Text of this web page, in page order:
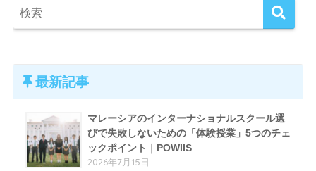
最新記事
マレーシアのインターナショナルスクール選
びで失敗しないための「体験授業」5つのチェ
ックポイント｜POWIIS
2026年7月15日